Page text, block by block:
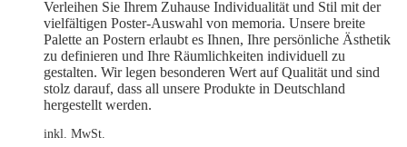
der
Produktseite
gewählt
werden
Verleihen Sie Ihrem Zuhause Individualität und Stil mit der
vielfältigen Poster-Auswahl von memoria. Unsere breite
Palette an Postern erlaubt es Ihnen, Ihre persönliche Ästhetik
zu definieren und Ihre Räumlichkeiten individuell zu
gestalten. Wir legen besonderen Wert auf Qualität und sind
stolz darauf, dass all unsere Produkte in Deutschland
hergestellt werden.
inkl. MwSt.